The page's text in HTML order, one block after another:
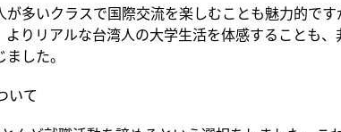
が多いクラスで国際交流を楽しむことも魅力的で
よりリアルな台湾人の大学生活を体感することも
した。
いて